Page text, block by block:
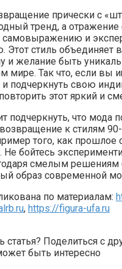
прически с
тренд, а отражение
и
Этот стиль объединяет
и желание быть
мире. Так что, если вы
подчеркнуть свою
этот яркий и
подчеркнуть, что мода
к стилям
того, как прошлое
Не бойтесь
смелым решениям
образ современной
по материалам:
, https://figura-ufa.ru
статья? Поделиться с
быть интересно